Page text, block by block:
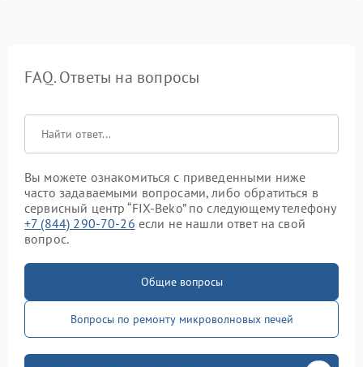
FAQ. Ответы на вопросы
Вы можете ознакомиться с приведенными ниже
часто задаваемыми вопросами, либо обратиться в
сервисный центр “FIX-Beko” по следующему телефону
+7 (844) 290-70-26 если не нашли ответ на свой
вопрос.
Общие вопросы
Вопросы по ремонту микроволновых печей